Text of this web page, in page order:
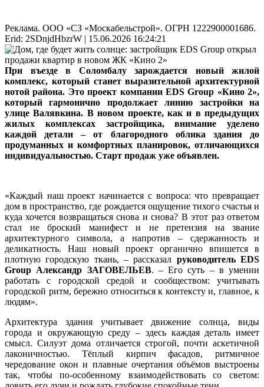
Реклама. ООО «СЗ «Москабельстрой». ОГРН 1222900001686.
Erid: 2SDnjdHbzrW | 15.06.2026 16:24:21
При въезде в Соломбалу зарождается новый жилой
комплекс, который станет выразительной архитектурной
нотой района. Это проект компании EDS Group «Кино 2»,
который гармонично продолжает линию застройки на
улице Валявкина. В новом проекте, как и в предыдущих
жилых комплексах застройщика, внимание уделено
каждой детали – от благородного облика здания до
продуманных и комфортных планировок, отличающихся
индивидуальностью. Старт продаж уже объявлен.
«Каждый наш проект начинается с вопроса: что превращает
дом в пространство, где рождается ощущение тихого счастья и
куда хочется возвращаться снова и снова? В этот раз ответом
стал не броский манифест и не претензия на звание
архитектурного символа, а напротив – сдержанность и
деликатность. Наш новый проект органично впишется в
плотную городскую ткань, – рассказал руководитель EDS
Group Александр ЗАГОВЕЛЬЕВ. – Его суть – в умении
работать с городской средой и сообществом: учитывать
городской ритм, бережно относиться к контексту и, главное, к
людям».
Архитектура здания учитывает движение солнца, виды
города и окружающую среду – здесь каждая деталь имеет
смысл. Силуэт дома отличается строгой, почти аскетичной
лаконичностью. Тёплый кирпич фасадов, ритмичное
чередование окон и плавные очертания объёмов выстроены
так, чтобы по‑особенному взаимодействовать со светом: